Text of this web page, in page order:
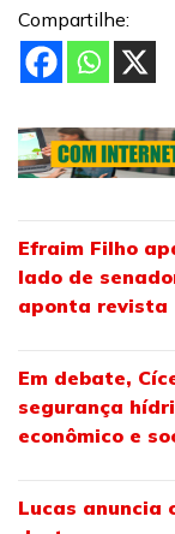
Compartilhe:
Efraim Filho
lado de
aponta revista
Em debate,
segurança
econômico e
Lucas anuncia